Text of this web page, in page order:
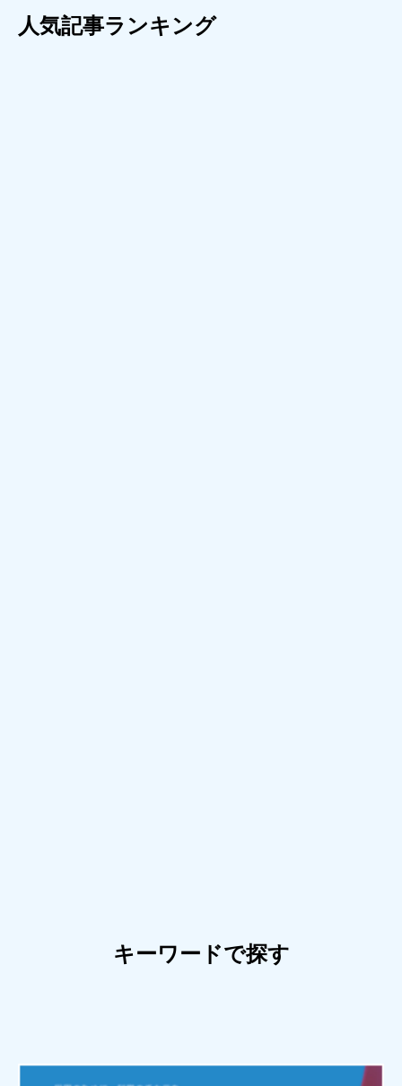
人気記事ランキング
キーワードで探す